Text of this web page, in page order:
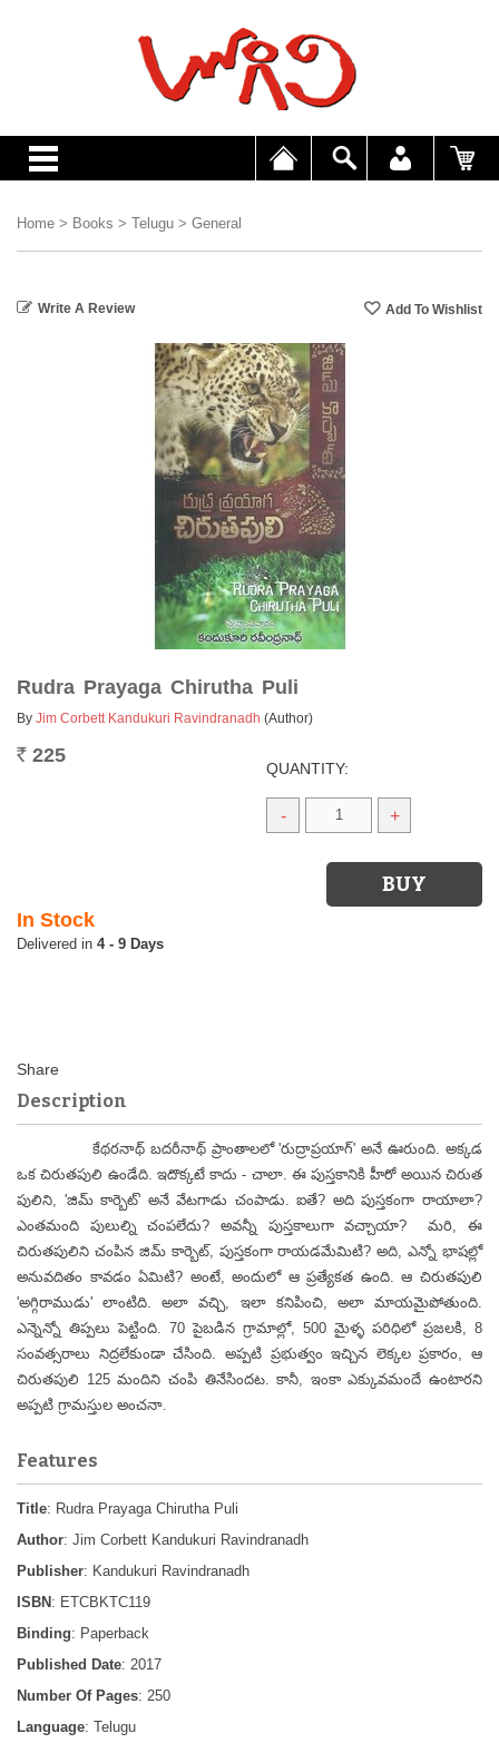
Home > Books > Telugu > General
Write A Review
Rudra Prayaga Chirutha Puli
By Jim Corbett Kandukuri Ravindranadh (Author)
Rs. 225
QUANTITY:
- +
In Stock
4 - 9 Days
Description
కేథరనాథ్ బదరీనాథ్ ప్రాంతాలలో 'రుద్రాప్రయాగ్' అనే ఊరుంది. అక్కడ
ఒక చిరుతపులి ఉండేది. ఇదొక్కటే కాదు - చాలా. ఈ పుస్తకానికి హీరో అయిన చిరుత
పులిని, 'జిమ్ కార్బెట్' అనే వేటగాడు చంపాడు. ఐతే? అది పుస్తకంగా రాయాలా?
ఎంతమంది పులుల్ని చంపలేదు? అవన్నీ పుస్తకాలుగా వచ్చాయా? మరి, ఈ
చిరుతపులిని చంపిన జిమ్ కార్బెట్, పుస్తకంగా రాయడమేమిటి? అది, ఎన్నో భాషల్లో
అనువదితం కావడం ఏమిటి? అంటే, అందులో ఆ ప్రత్యేకత ఉంది. ఆ చిరుతపులి
'అగ్గిరాముడు' లాంటిది. అలా వచ్చి, ఇలా కనిపించి, అలా మాయమైపోతుంది.
ఎన్నెన్నో తిప్పలు పెట్టింది. 70 పైబడిన గ్రామాల్లో, 500 మైళ్ళ పరిధిలో ప్రజలకి, 8
సంవత్సరాలు నిద్రలేకుండా చేసింది. అప్పటి ప్రభుత్వం ఇచ్చిన లెక్కల ప్రకారం, ఆ
చిరుతపులి 125 మందిని చంపి తినేసిందట. కానీ, ఇంకా ఎక్కువమందే ఉంటారని
అప్పటి గ్రామస్తుల అంచనా.
Features
Title: Rudra Prayaga Chirutha Puli
Author: Jim Corbett Kandukuri Ravindranadh
Publisher: Kandukuri Ravindranadh
ISBN : ETCBKTC119
Binding: Paperback
Published Date: 2017
Number Of Pages: 250
Language: Telugu